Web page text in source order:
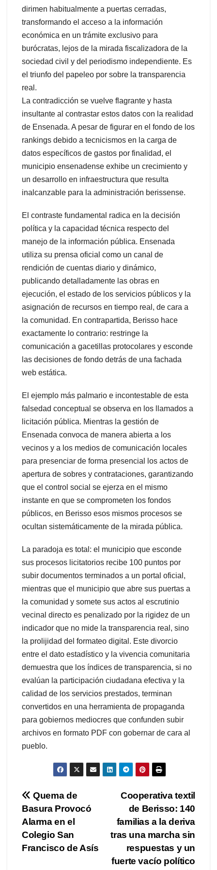
dirimen habitualmente a puertas cerradas,
transformando el acceso a la información
económica en un trámite exclusivo para
burócratas, lejos de la mirada fiscalizadora de la
sociedad civil y del periodismo independiente. Es
el triunfo del papeleo por sobre la transparencia
real.
La contradicción se vuelve flagrante y hasta
insultante al contrastar estos datos con la realidad
de Ensenada. A pesar de figurar en el fondo de los
rankings debido a tecnicismos en la carga de
datos específicos de gastos por finalidad, el
municipio ensenadense exhibe un crecimiento y
un desarrollo en infraestructura que resulta
inalcanzable para la administración berissense.
El contraste fundamental radica en la decisión
política y la capacidad técnica respecto del
manejo de la información pública. Ensenada
utiliza su prensa oficial como un canal de
rendición de cuentas diario y dinámico,
publicando detalladamente las obras en
ejecución, el estado de los servicios públicos y la
asignación de recursos en tiempo real, de cara a
la comunidad. En contrapartida, Berisso hace
exactamente lo contrario: restringe la
comunicación a gacetillas protocolares y esconde
las decisiones de fondo detrás de una fachada
web estática.
El ejemplo más palmario e incontestable de esta
falsedad conceptual se observa en los llamados a
licitación pública. Mientras la gestión de
Ensenada convoca de manera abierta a los
vecinos y a los medios de comunicación locales
para presenciar de forma presencial los actos de
apertura de sobres y contrataciones, garantizando
que el control social se ejerza en el mismo
instante en que se comprometen los fondos
públicos, en Berisso esos mismos procesos se
ocultan sistemáticamente de la mirada pública.
La paradoja es total: el municipio que esconde
sus procesos licitatorios recibe 100 puntos por
subir documentos terminados a un portal oficial,
mientras que el municipio que abre sus puertas a
la comunidad y somete sus actos al escrutinio
vecinal directo es penalizado por la rigidez de un
indicador que no mide la transparencia real, sino
la prolijidad del formateo digital. Este divorcio
entre el dato estadístico y la vivencia comunitaria
demuestra que los índices de transparencia, si no
evalúan la participación ciudadana efectiva y la
calidad de los servicios prestados, terminan
convertidos en una herramienta de propaganda
para gobiernos mediocres que confunden subir
archivos en formato PDF con gobernar de cara al
pueblo.
Navegación
de
entradas
Cooperativa textil
de Berisso: 140
familias a la deriva
tras una marcha sin
respuestas y un
fuerte vacío político
Quema de
Basura Provocó
Alarma en el
Colegio San
Francisco de Asís